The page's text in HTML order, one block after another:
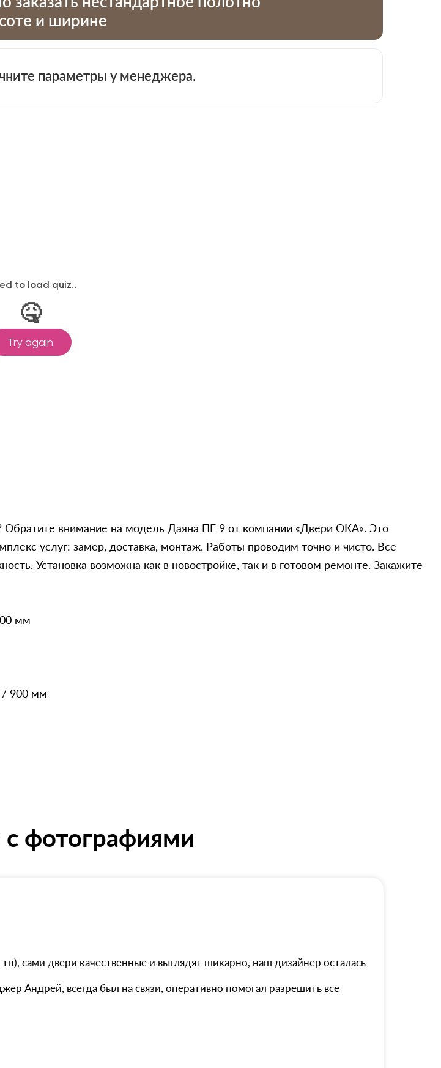
и ширине
параметры у менеджера.
внимание на модель Даяна ПГ 9 от компании «Двери ОКА». Это
услуг: замер, доставка, монтаж. Работы проводим точно и чисто. Все
Установка возможна как в новостройке, так и в готовом ремонте. Закажите
мм
/ 900 мм
фотографиями
сами двери качественные и выглядят шикарно, наш дизайнер осталась
Андрей, всегда был на связи, оперативно помогал разрешить все
ширина стен), организовал доставку.
нашли альтернативу. Гарантия на двери при этом не слетает, что тоже
+7 (931) 913-51-83